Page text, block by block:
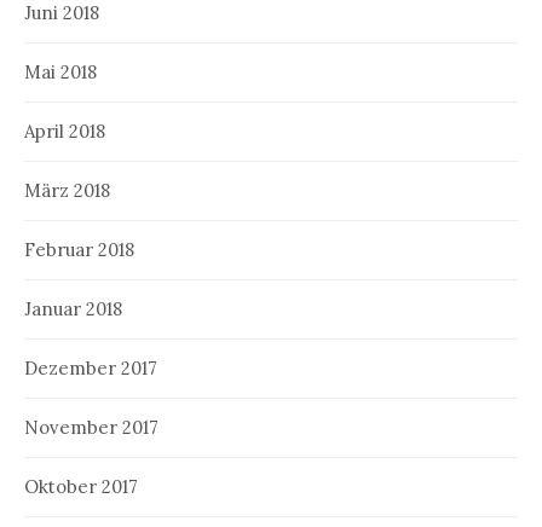
Juni 2018
Mai 2018
April 2018
März 2018
Februar 2018
Januar 2018
Dezember 2017
November 2017
Oktober 2017